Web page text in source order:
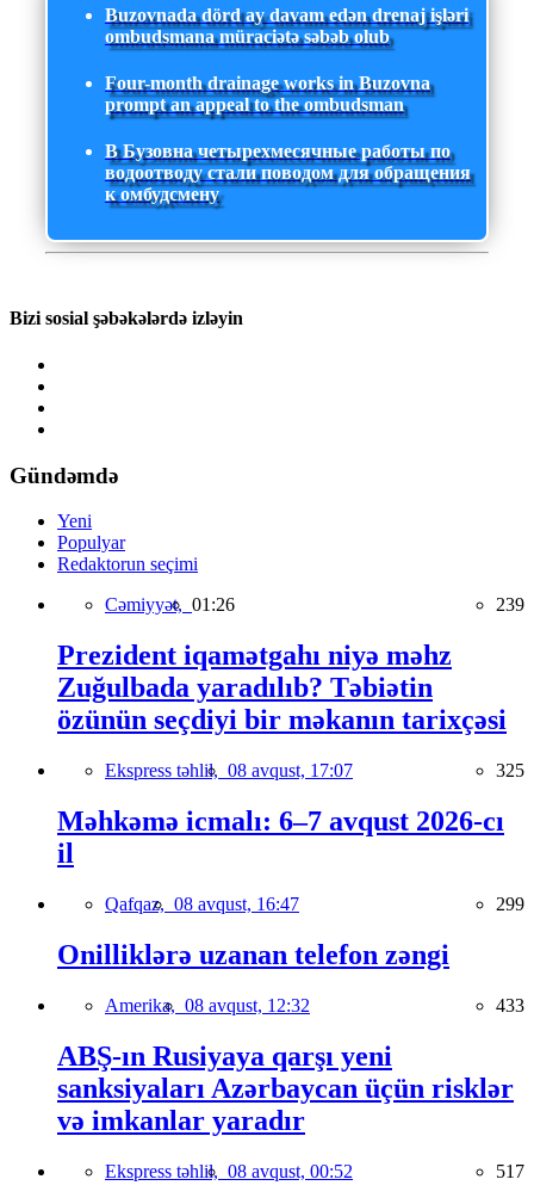
Buzovnada dörd ay davam edən drenaj işləri
ombudsmana müraciətə səbəb olub
Four-month drainage works in Buzovna
prompt an appeal to the ombudsman
В Бузовна четырехмесячные работы по
водоотводу стали поводом для обращения
к омбудсмену
Bizi sosial şəbəkələrdə izləyin
Gündəmdə
Yeni
Populyar
Redaktorun seçimi
Cəmiyyət, 01:26 239
Prezident iqamətgahı niyə məhz
Zuğulbada yaradılıb? Təbiətin
özünün seçdiyi bir məkanın tarixçəsi
Ekspress təhlil, 08 avqust, 17:07 325
Məhkəmə icmalı: 6–7 avqust 2026-cı
il
Qafqaz, 08 avqust, 16:47 299
Onilliklərə uzanan telefon zəngi
Amerika, 08 avqust, 12:32 433
ABŞ-ın Rusiyaya qarşı yeni
sanksiyaları Azərbaycan üçün risklər
və imkanlar yaradır
Ekspress təhlil, 08 avqust, 00:52 517